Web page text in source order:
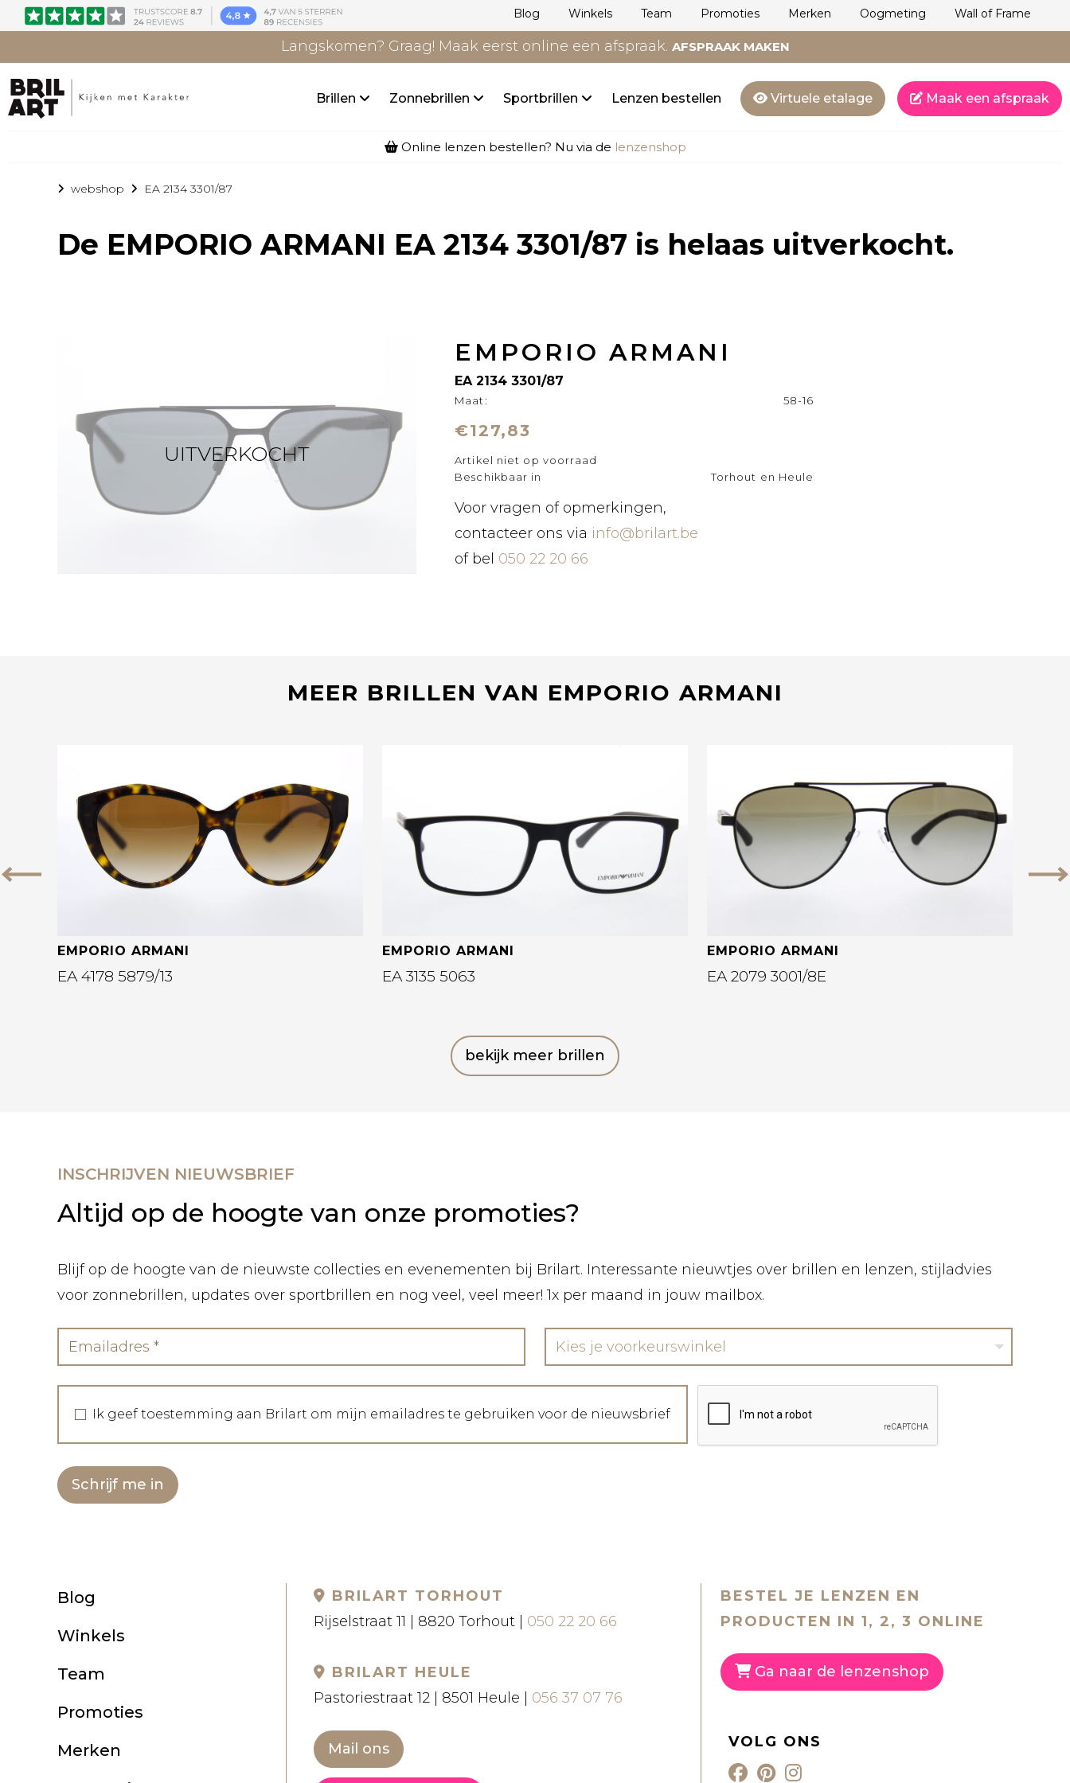
Blog Winkels Team Promoties Merken Oogmeting Wall of Frame
Langskomen? Graag! Maak eerst online een afspraak. AFSPRAAK MAKEN
Brillen Zonnebrillen Sportbrillen Lenzen bestellen Virtuele etalage Maak een afspraak
Online lenzen bestellen? Nu via de lenzenshop
webshop EA 2134 3301/87
De EMPORIO ARMANI EA 2134 3301/87 is helaas uitverkocht.
UITVERKOCHT
EMPORIO ARMANI
EA 2134 3301/87
Maat: 58-16
€127,83
Artikel niet op voorraad
Beschikbaar in
Torhout en Heule
Voor vragen of opmerkingen,
contacteer ons via info@brilart.be
of bel 050 22 20 66
MEER BRILLEN VAN EMPORIO ARMANI
Vorige
Bekijk deze bril
EMPORIO ARMANI
EA 4178 5879/13
EMPORIO ARMANI
EA 3135 5063
Bekijk deze bril
EMPORIO ARMANI
EA 2079 3001/8E
bekijk meer brillen
INSCHRIJVEN NIEUWSBRIEF
Altijd op de hoogte van onze promoties?
Blijf op de hoogte van de nieuwste collecties en evenementen bij Brilart. Interessante nieuwtjes over brillen en lenzen, stijladvies
voor zonnebrillen, updates over sportbrillen en nog veel, veel meer! 1x per maand in jouw mailbox.
Kies je voorkeurswinkel
Ik geef toestemming aan Brilart om mijn emailadres te gebruiken voor de nieuwsbrief
Schrijf me in
Blog
Winkels
Team
Promoties
Merken
BRILART TORHOUT
Rijselstraat 11 | 8820 Torhout | 050 22 20 66
BRILART HEULE
Pastoriestraat 12 | 8501 Heule | 056 37 07 76
Mail ons
BESTEL JE LENZEN EN
PRODUCTEN IN 1, 2, 3 ONLINE
Ga naar de lenzenshop
VOLG ONS